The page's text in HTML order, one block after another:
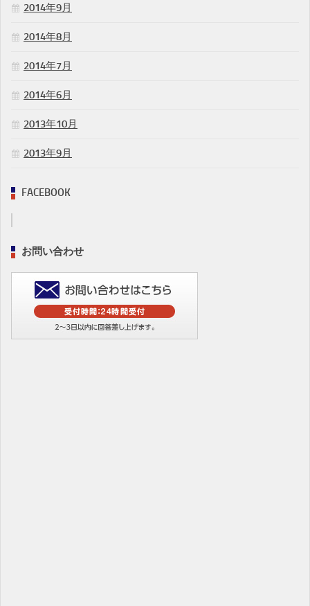
2014年9月
2014年8月
2014年7月
2014年6月
2013年10月
2013年9月
FACEBOOK
お問い合わせ